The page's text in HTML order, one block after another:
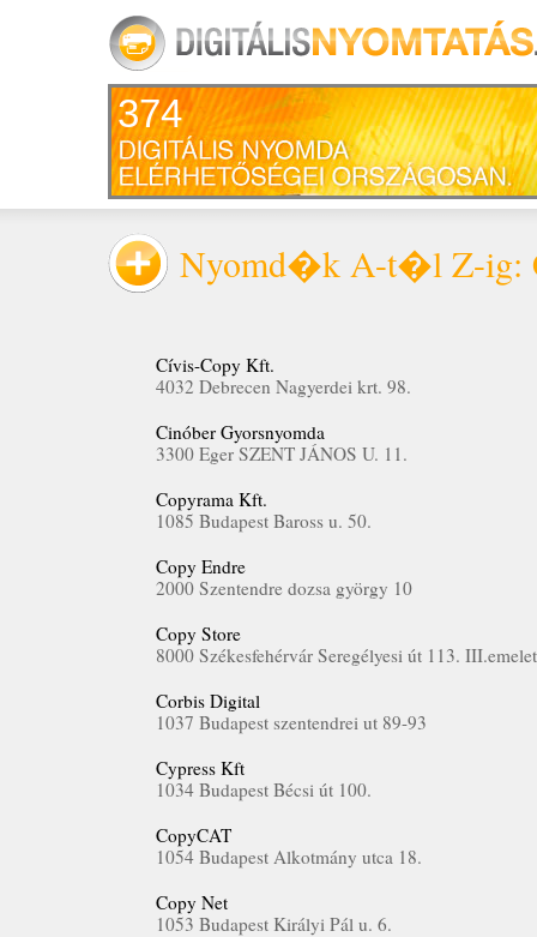
374
Nyomd�k A-t�l Z-ig:
Cívis-Copy Kft.
4032 Debrecen Nagyerdei krt. 98.
Cinóber Gyorsnyomda
3300 Eger SZENT JÁNOS U. 11.
Copyrama Kft.
1085 Budapest Baross u. 50.
Copy Endre
2000 Szentendre dozsa györgy 10
Copy Store
8000 Székesfehérvár Seregélyesi út 113.
Corbis Digital
1037 Budapest szentendrei ut 89-93
Cypress Kft
1034 Budapest Bécsi út 100.
CopyCAT
1054 Budapest Alkotmány utca 18.
Copy Net
1053 Budapest Királyi Pál u. 6.